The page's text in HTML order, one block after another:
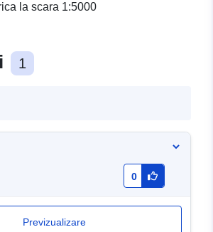
la scara 1:5000
1
0
Previzualizare